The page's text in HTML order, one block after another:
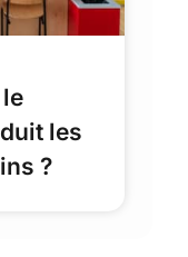
les
?